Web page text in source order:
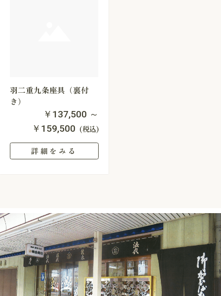
羽二重九条座具（裏付
き）
￥137,500 ～
￥159,500 (税込)
詳細をみる